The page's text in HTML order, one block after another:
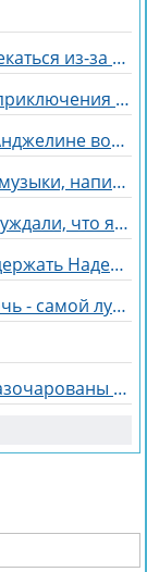
Евгений Ромашов не может развлекаться из-за беременности жены Анастасии
Почему Элину Рахимову волнуют приключения Ермаковой в шкафу
Виктория Боня подарила дочери Анджелине волшебного коня
Лариса Долина выступила против музыки, написанной искусственным интеллектом
Женя Дорожкина: На конкурсе обсуждали, что я злая и мстительная
Артема Рышковского решила поддержать Надежда Ермакова
Дана Борисова не считает свою дочь - самой лучшей дочерью на свете
Поклонники Димы Билана были разочарованы его последним концертом